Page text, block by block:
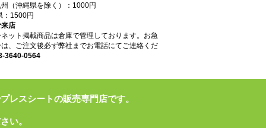
（沖縄県を除く）：1000円
：1500円
店
ット掲載商品は倉庫で管理しております。お急
、ご注文後必ず弊社までお電話にてご連絡くだ
3640-0564
レスシートの販売専門店です。
い。